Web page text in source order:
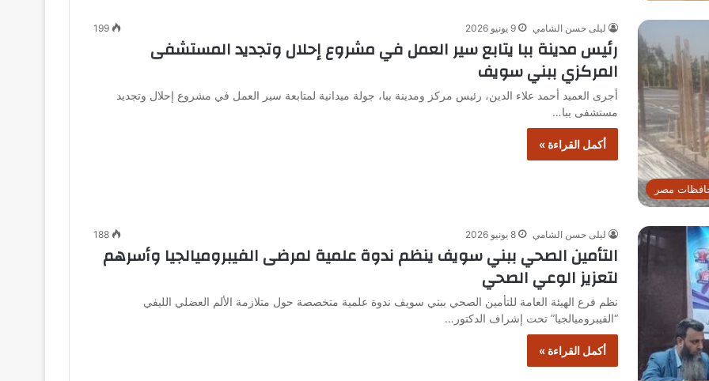
مصر
ليلى حسن الشامي 9 يونيو 2026 199
رئيس مدينة ببا يتابع سير العمل في مشروع إحلال وتجديد المستشفى
المركزي ببني سويف
أجرى العميد أحمد علاء الدين، رئيس مركز ومدينة ببا، جولة ميدانية لمتابعة سير العمل في مشروع إحلال وتجديد
مستشفى ببا…
أكمل القراءة »
ليلى حسن الشامي 8 يونيو 2026 188
التأمين الصحي ببني سويف ينظم ندوة علمية لمرضى الفيبروميالجيا وأسرهم
لتعزيز الوعي الصحي
نظم فرع الهيئة العامة للتأمين الصحي ببني سويف ندوة علمية متخصصة حول متلازمة الألم العضلي الليفي
“الفيبروميالجيا” تحت إشراف الدكتور…
أكمل القراءة »